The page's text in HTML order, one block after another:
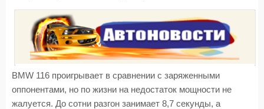
BMW 116 проигрывает в сравнении с заряженными
оппонентами, но по жизни на недостаток мощности не
жалуется. До сотни разгон занимает 8,7 секунды, а